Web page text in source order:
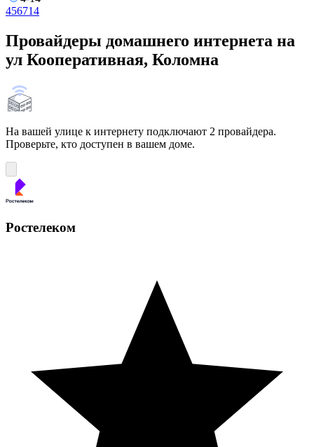
456714
Провайдеры домашнего интернета на
ул Кооперативная, Коломна
На вашей улице к интернету подключают 2 провайдера.
Проверьте, кто доступен в вашем доме.
Ростелеком